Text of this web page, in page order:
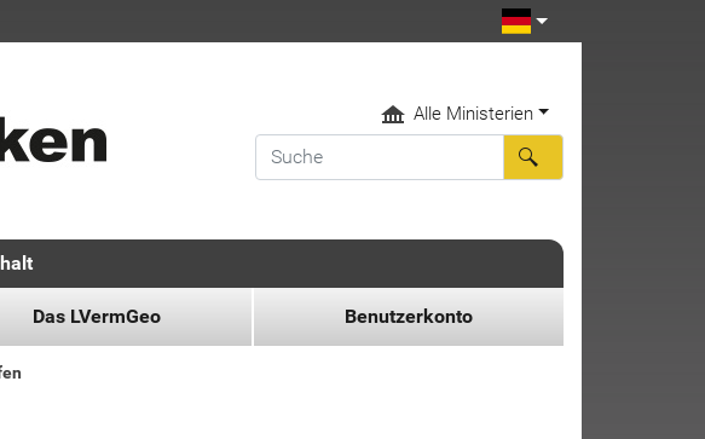
Alle Ministerien
Das LVermGeo Benutzerkonto